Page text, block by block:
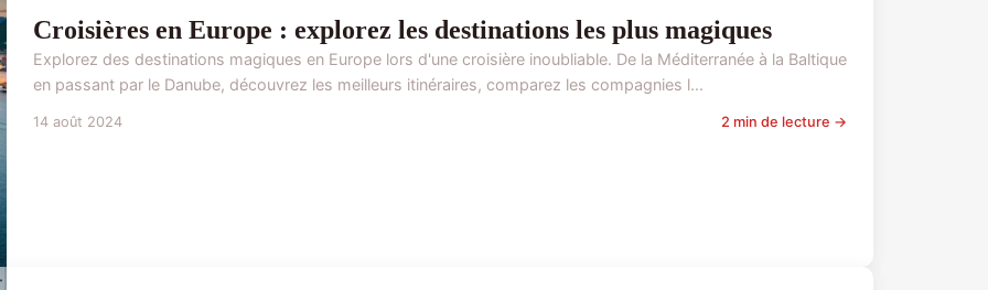
Croisières en Europe : explorez les destinations les plus magiques
Explorez des destinations magiques en Europe lors d'une croisière inoubliable. De la Méditerranée à la Baltique
en passant par le Danube, découvrez les meilleurs itinéraires, comparez les compagnies l...
14 août 2024 2 min de lecture →